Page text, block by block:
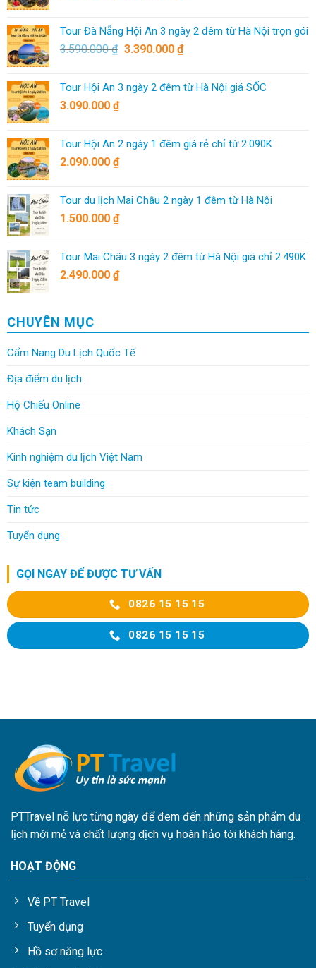
Tour Đà Nẵng Hội An 3 ngày 2 đêm từ Hà Nội trọn gói
3.590.000₫ 3.390.000 ₫
Tour Hội An 3 ngày 2 đêm từ Hà Nội giá SỐC
3.090.000 ₫
Tour Hội An 2 ngày 1 đêm giá rẻ chỉ từ 2.090K
2.090.000 ₫
Tour du lịch Mai Châu 2 ngày 1 đêm từ Hà Nội
1.500.000 ₫
Tour Mai Châu 3 ngày 2 đêm từ Hà Nội giá chỉ 2.490K
2.490.000 ₫
CHUYÊN MỤC
Cẩm Nang Du Lịch Quốc Tế
Địa điểm du lịch
Hộ Chiếu Online
Khách Sạn
Kinh nghiệm du lịch Việt Nam
Sự kiện team building
Tin tức
Tuyển dụng
GỌI NGAY ĐỂ ĐƯỢC TƯ VẤN
0826 15 15 15
0826 15 15 15
PTTravel nỗ lực từng ngày để đem đến những sản phẩm du
lịch mới mẻ và chất lượng dịch vụ hoàn hảo tới khách hàng.
HOẠT ĐỘNG
Về PT Travel
Tuyển dụng
Hồ sơ năng lực